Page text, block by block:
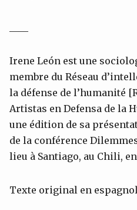
Irene León est une
membre du Réseau
la défense de l’humanité
Artistas en Defensa de la
une édition de sa
de la conférence
lieu à Santiago, au Chili,
Texte original en espagnol